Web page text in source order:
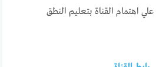
اهتمام القناة بتعليم النطق